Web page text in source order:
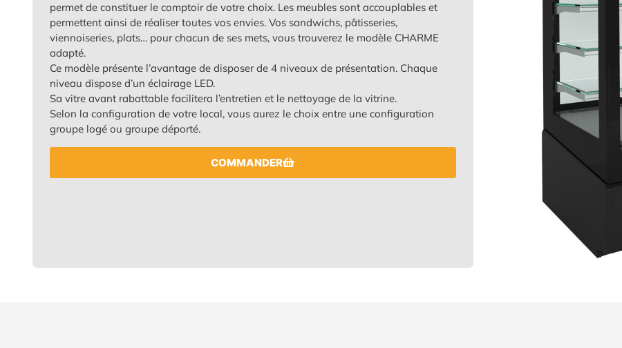
permet de constituer le comptoir de votre choix. Les meubles sont accouplables et
permettent ainsi de réaliser toutes vos envies. Vos sandwichs, pâtisseries,
viennoiseries, plats… pour chacun de ses mets, vous trouverez le modèle CHARME
adapté.
Ce modèle présente l’avantage de disposer de 4 niveaux de présentation. Chaque
niveau dispose d’un éclairage LED.
Sa vitre avant rabattable facilitera l’entretien et le nettoyage de la vitrine.
Selon la configuration de votre local, vous aurez le choix entre une configuration
groupe logé ou groupe déporté.
COMMANDER